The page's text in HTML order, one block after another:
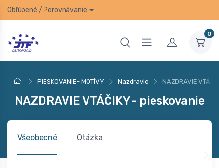
Obľúbené / Porovnávanie
0
PIESKOVANIE- MOTÍVY Nazdravie NAZDRAVIE
NAZDRAVIE VTÁČIKY - pieskovanie
Všeobecné Otázka